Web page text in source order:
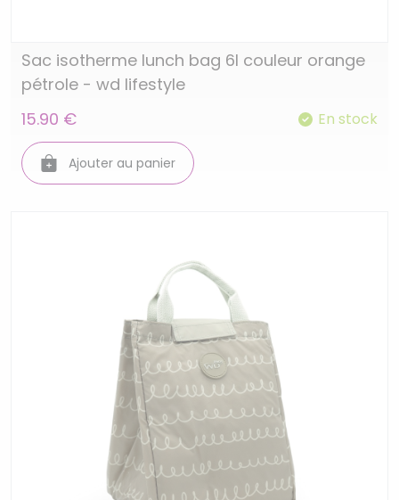
Sac isotherme lunch bag 6l couleur orange
pétrole - wd lifestyle
15.90 €
En stock
Ajouter au panier